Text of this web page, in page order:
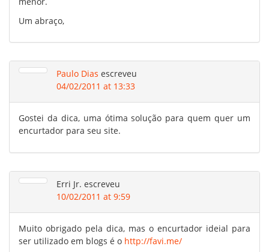
Um abraço,
Paulo Dias escreveu
04/02/2011 at 13:33
Gostei da dica, uma ótima solução para quem quer um
encurtador para seu site.
Erri Jr. escreveu
10/02/2011 at 9:59
Muito obrigado pela dica, mas o encurtador ideial para
ser utilizado em blogs é o http://favi.me/